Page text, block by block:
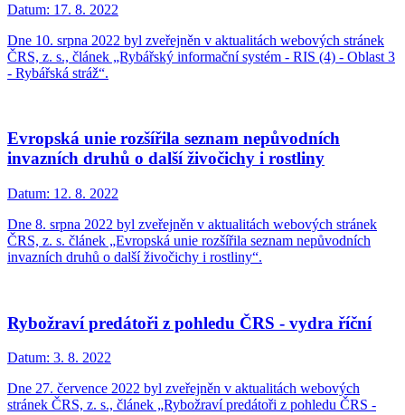
Datum: 17. 8. 2022
Dne 10. srpna 2022 byl zveřejněn v aktualitách webových stránek
ČRS, z. s., článek „Rybářský informační systém - RIS (4) - Oblast 3
- Rybářská stráž“.
Evropská unie rozšířila seznam nepůvodních
invazních druhů o další živočichy i rostliny
Datum: 12. 8. 2022
Dne 8. srpna 2022 byl zveřejněn v aktualitách webových stránek
ČRS, z. s. článek „Evropská unie rozšířila seznam nepůvodních
invazních druhů o další živočichy i rostliny“.
Rybožraví predátoři z pohledu ČRS - vydra říční
Datum: 3. 8. 2022
Dne 27. července 2022 byl zveřejněn v aktualitách webových
stránek ČRS, z. s., článek „Rybožraví predátoři z pohledu ČRS -